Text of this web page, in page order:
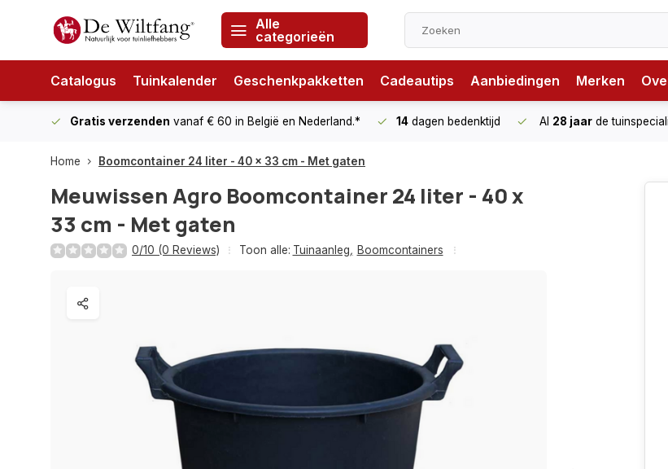
Alle
categorieën
Catalogus Tuinkalender Geschenkpakketten Cadeautips Aanbiedingen Merken
Gratis verzenden vanaf € 60 in België en Nederland.* 14 dagen bedenktijd Al 28 jaar de
Home Boomcontainer 24 liter - 40 x 33 cm - Met gaten
Meuwissen Agro Boomcontainer 24 liter - 40 x
33 cm - Met gaten
0/10 (0 Reviews) Toon alle: Tuinaanleg, Boomcontainers